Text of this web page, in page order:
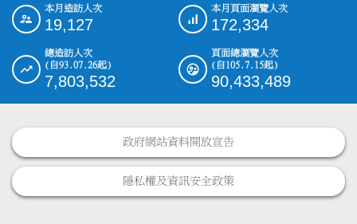
::: 本月造訪人次
19,127
本月頁面瀏覽人次
172,334
總造訪人次
(自93.07.26起)
7,803,532
頁面總瀏覽人次
(自105.7.15起)
90,433,489
政府網站資料開放宣告
隱私權及資訊安全政策